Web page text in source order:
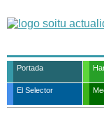
Portada
El Selector